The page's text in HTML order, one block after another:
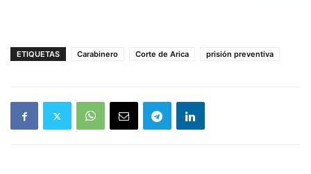
ETIQUETAS Carabinero Corte de Arica prisión preventiva